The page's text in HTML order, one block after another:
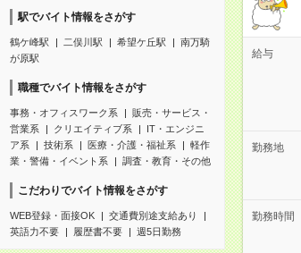
駅でバイト情報をさがす
鶴ケ峰駅 二俣川駅 希望ケ丘駅
南万騎
が原駅
職種でバイト情報をさがす
事務・オフィスワーク系
販売・サービス・
営業系
クリエイティブ系
IT・エンジニ
ア系
技術系 医療・介護・福祉系
軽作
業・警備・イベント系
調査・教育・その他
こだわりでバイト情報をさがす
WEB登録・面接OK
交通費別途支給あり
英語力不要
履歴書不要 週5日勤務
給与
勤務地
勤務時間